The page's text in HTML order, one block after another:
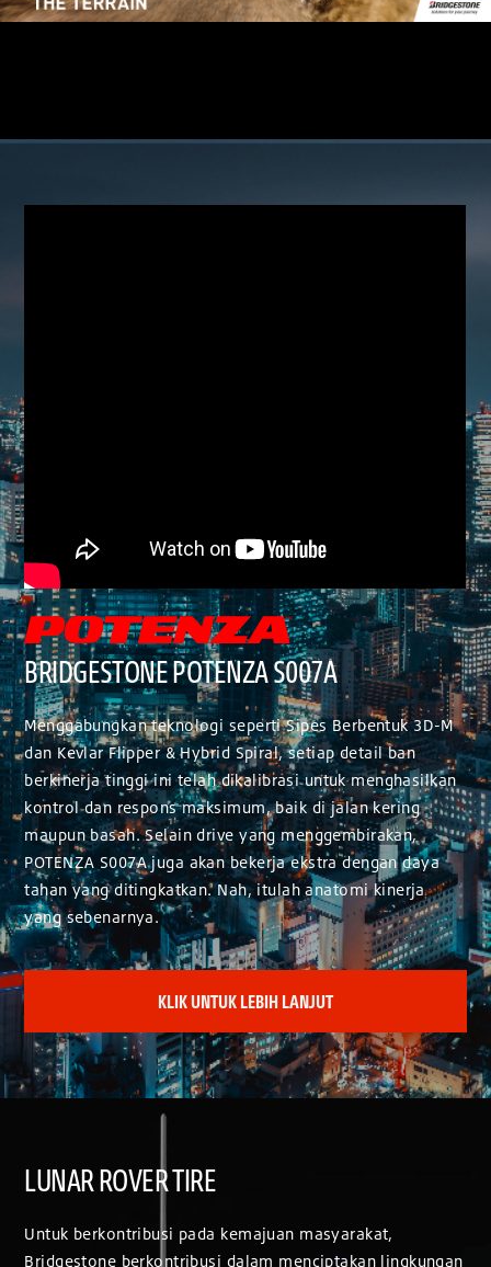
BRIDGESTONE POTENZA S007A
Menggabungkan teknologi seperti Sipes Berbentuk 3D-M
dan Kevlar Flipper & Hybrid Spiral, setiap detail ban
berkinerja tinggi ini telah dikalibrasi untuk menghasilkan
kontrol dan respons maksimum, baik di jalan kering
maupun basah. Selain drive yang menggembirakan,
POTENZA S007A juga akan bekerja ekstra dengan daya
tahan yang ditingkatkan. Nah, itulah anatomi kinerja
yang sebenarnya.
KLIK UNTUK LEBIH LANJUT
LUNAR ROVER TIRE
Untuk berkontribusi pada kemajuan masyarakat,
Bridgestone berkontribusi dalam menciptakan lingkungan